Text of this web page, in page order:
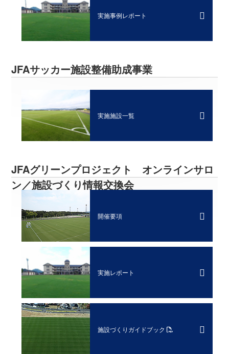
実施事例レポート
JFAサッカー施設整備助成事業
実施施設一覧
JFAグリーンプロジェクト オンラインサロ
ン／施設づくり情報交換会
開催要項
実施レポート
施設づくりガイドブック